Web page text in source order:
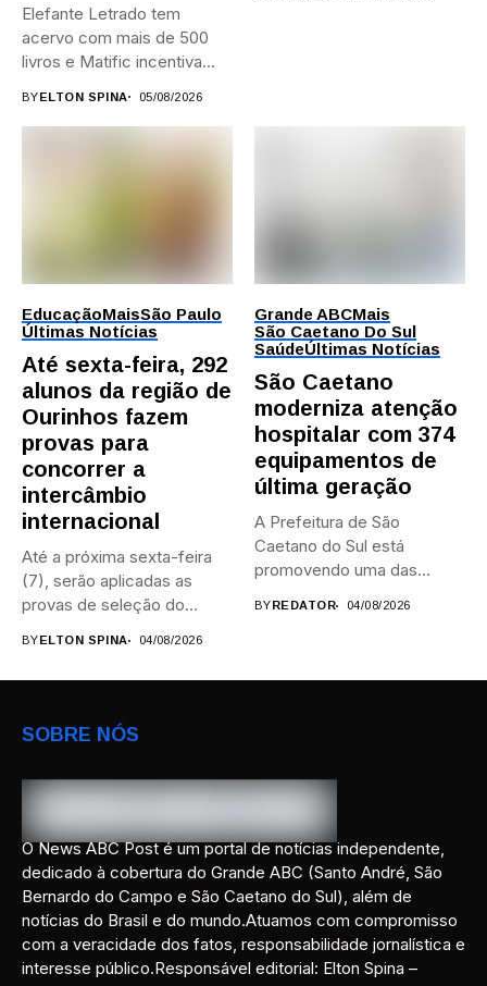
Elefante Letrado tem
acervo com mais de 500
livros e Matific incentiva...
BYELTON SPINA 05/08/2026
EducaçãoMaisSão Paulo
Últimas Notícias
Até sexta-feira, 292
alunos da região de
Ourinhos fazem
provas para
concorrer a
intercâmbio
internacional
Até a próxima sexta-feira
(7), serão aplicadas as
provas de seleção do...
BYELTON SPINA 04/08/2026
Grande ABCMais
São Caetano Do Sul
SaúdeÚltimas Notícias
São Caetano
moderniza atenção
hospitalar com 374
equipamentos de
última geração
A Prefeitura de São
Caetano do Sul está
promovendo uma das
BYREDATOR 04/08/2026
SOBRE NÓS
O News ABC Post é um portal de notícias independente,
dedicado à cobertura do Grande ABC (Santo André, São
Bernardo do Campo e São Caetano do Sul), além de
notícias do Brasil e do mundo.Atuamos com compromisso
com a veracidade dos fatos, responsabilidade jornalística e
interesse público.Responsável editorial: Elton Spina –